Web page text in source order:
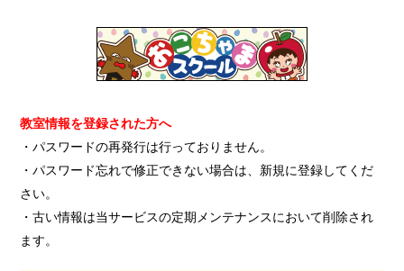
教室情報を登録された方へ
・パスワードの再発行は行っておりません。
・パスワード忘れで修正できない場合は、新規に登録してくだ
さい。
・古い情報は当サービスの定期メンテナンスにおいて削除され
ます。